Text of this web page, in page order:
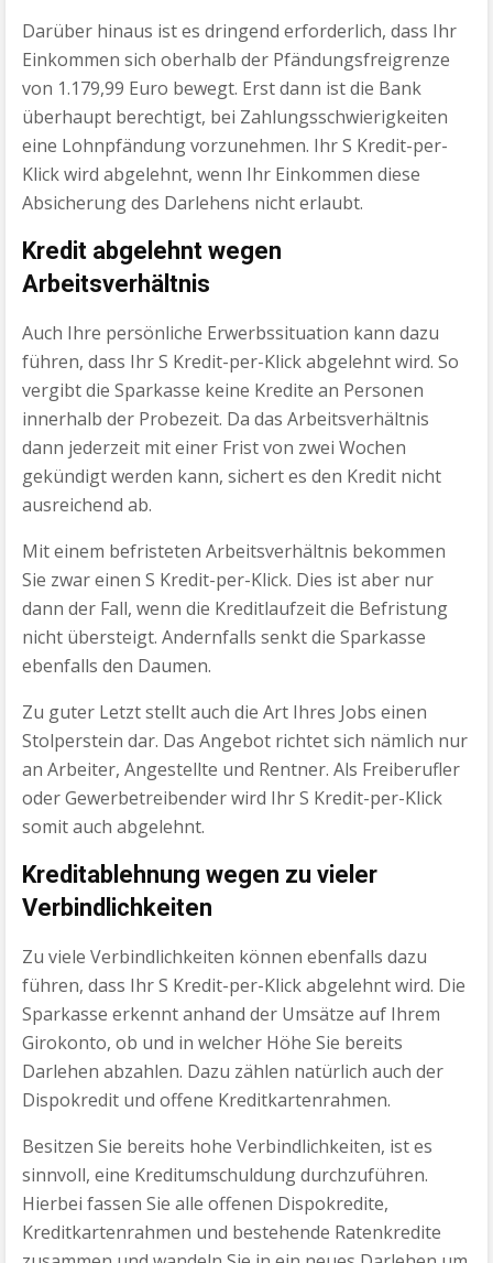
Darüber hinaus ist es dringend erforderlich, dass Ihr
Einkommen sich oberhalb der Pfändungsfreigrenze
von 1.179,99 Euro bewegt. Erst dann ist die Bank
überhaupt berechtigt, bei Zahlungsschwierigkeiten
eine Lohnpfändung vorzunehmen. Ihr S Kredit-per-
Klick wird abgelehnt, wenn Ihr Einkommen diese
Absicherung des Darlehens nicht erlaubt.
Kredit abgelehnt wegen
Arbeitsverhältnis
Auch Ihre persönliche Erwerbssituation kann dazu
führen, dass Ihr S Kredit-per-Klick abgelehnt wird. So
vergibt die Sparkasse keine Kredite an Personen
innerhalb der Probezeit. Da das Arbeitsverhältnis
dann jederzeit mit einer Frist von zwei Wochen
gekündigt werden kann, sichert es den Kredit nicht
ausreichend ab.
Mit einem befristeten Arbeitsverhältnis bekommen
Sie zwar einen S Kredit-per-Klick. Dies ist aber nur
dann der Fall, wenn die Kreditlaufzeit die Befristung
nicht übersteigt. Andernfalls senkt die Sparkasse
ebenfalls den Daumen.
Zu guter Letzt stellt auch die Art Ihres Jobs einen
Stolperstein dar. Das Angebot richtet sich nämlich nur
an Arbeiter, Angestellte und Rentner. Als Freiberufler
oder Gewerbetreibender wird Ihr S Kredit-per-Klick
somit auch abgelehnt.
Kreditablehnung wegen zu vieler
Verbindlichkeiten
Zu viele Verbindlichkeiten können ebenfalls dazu
führen, dass Ihr S Kredit-per-Klick abgelehnt wird. Die
Sparkasse erkennt anhand der Umsätze auf Ihrem
Girokonto, ob und in welcher Höhe Sie bereits
Darlehen abzahlen. Dazu zählen natürlich auch der
Dispokredit und offene Kreditkartenrahmen.
Besitzen Sie bereits hohe Verbindlichkeiten, ist es
sinnvoll, eine Kreditumschuldung durchzuführen.
Hierbei fassen Sie alle offenen Dispokredite,
Kreditkartenrahmen und bestehende Ratenkredite